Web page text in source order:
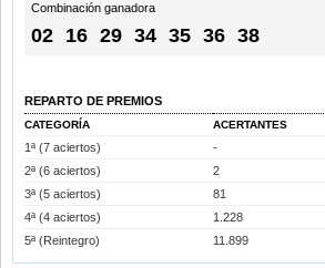
Combinación ganadora
02 16 29 34 35 36 38
REPARTO DE PREMIOS
CATEGORÍA ACERTANTES
1ª (7 aciertos) -
2ª (6 aciertos)
2
3ª (5 aciertos)
81
4ª (4 aciertos)
1.228
5ª (Reintegro)
11.899